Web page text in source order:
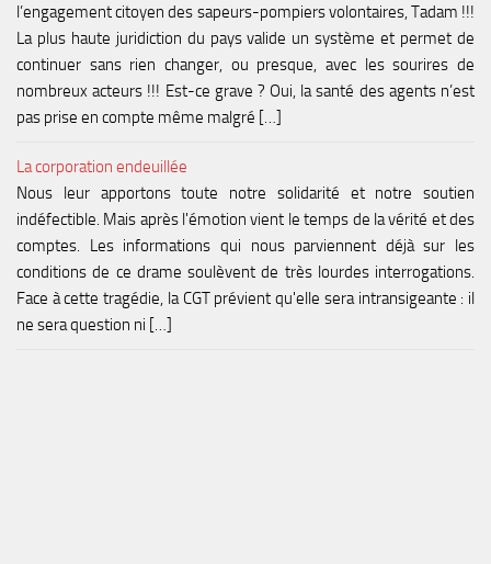
l’engagement citoyen des sapeurs-pompiers volontaires, Tadam !!!
La plus haute juridiction du pays valide un système et permet de
continuer sans rien changer, ou presque, avec les sourires de
nombreux acteurs !!! Est-ce grave ? Oui, la santé des agents n’est
pas prise en compte même malgré […]
La corporation endeuillée
Nous leur apportons toute notre solidarité et notre soutien
indéfectible. Mais après l'émotion vient le temps de la vérité et des
comptes. Les informations qui nous parviennent déjà sur les
conditions de ce drame soulèvent de très lourdes interrogations.
Face à cette tragédie, la CGT prévient qu'elle sera intransigeante : il
ne sera question ni […]